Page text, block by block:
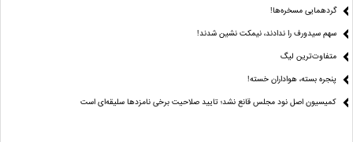
گردهمایی مسخره‌ها!
سهم سیدورف را ندادند، نیمکت نشین شدند!
متفاوت‌ترین لیگ
پنجره بسته، هواداران خسته!
کمیسیون اصل نود مجلس قانع نشد؛ تایید صلاحیت برخی نامزدها سلیقه‌ای است